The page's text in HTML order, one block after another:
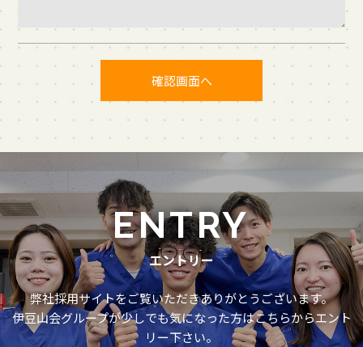
ENTRY
エントリー
弊社採用サイトをご覧いただきありがとうございます。
伊豆山会グループが少しでも気になった方はこちらからエント
リー下さい。